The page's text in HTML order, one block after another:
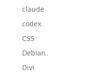
claude
codex
CSS
Debian
Divi